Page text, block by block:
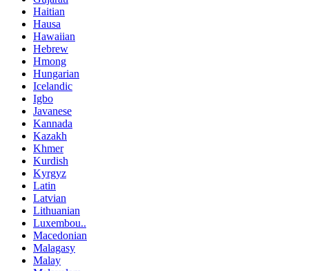
Haitian
Hausa
Hawaiian
Hebrew
Hmong
Hungarian
Icelandic
Igbo
Javanese
Kannada
Kazakh
Khmer
Kurdish
Kyrgyz
Latin
Latvian
Lithuanian
Luxembou..
Macedonian
Malagasy
Malay